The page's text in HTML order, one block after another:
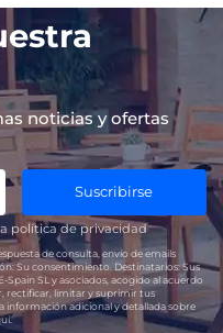
noticias y ofertas
Suscribirse
política de privacidad
de consulta, envío de emails
Su consentimiento. Destinatarios:Sus
Spain SL y asociados, acogido al acuerdo
rectificar, limitar y suprimir tus
información adicional y detallada sobre